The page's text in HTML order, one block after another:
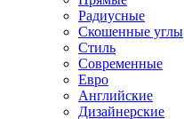
Радиусные
Скошенные углы
Стиль
Современные
Евро
Английские
Дизайнерские